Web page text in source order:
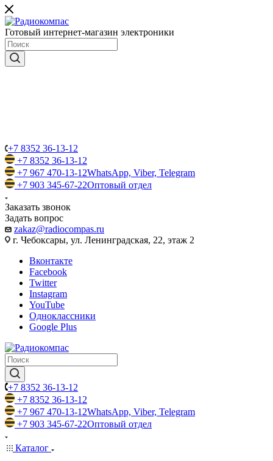
Готовый интернет-магазин электроники
+7 8352 36-13-12
+7 8352 36-13-12
+7 967 470-13-12WhatsApp, Viber, Telegram
+7 903 345-67-22Оптовый отдел
Заказать звонок
Задать вопрос
zakaz@radiocompas.ru
г. Чебоксары, ул. Ленинградская, 22, этаж 2
Вконтакте
Facebook
Twitter
Instagram
YouTube
Одноклассники
Google Plus
+7 8352 36-13-12
+7 8352 36-13-12
+7 967 470-13-12WhatsApp, Viber, Telegram
+7 903 345-67-22Оптовый отдел
Каталог